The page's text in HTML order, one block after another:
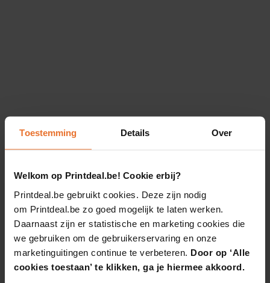
Toestemming Details Over
Welkom op Printdeal.be! Cookie erbij?
Printdeal.be gebruikt cookies. Deze zijn nodig
om Printdeal.be zo goed mogelijk te laten werken.
Daarnaast zijn er statistische en marketing cookies die
we gebruiken om de gebruikerservaring en onze
marketinguitingen continue te verbeteren. Door op ‘Alle
cookies toestaan’ te klikken, ga je hiermee akkoord.